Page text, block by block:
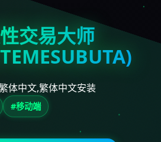
交易大师
体中文,繁体中文安装
#移动端